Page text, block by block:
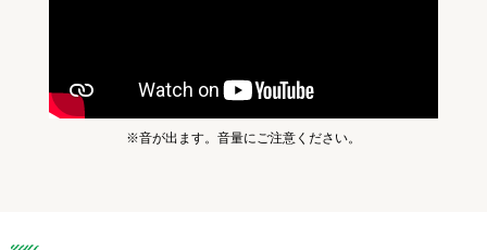
※音が出ます。音量にご注意ください。